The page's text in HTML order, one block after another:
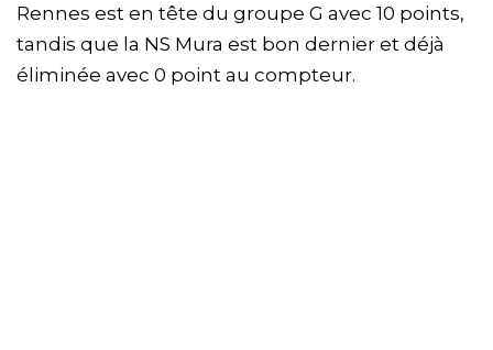
Rennes est en tête du groupe G avec 10 points,
tandis que la NS Mura est bon dernier et déjà
éliminée avec 0 point au compteur.